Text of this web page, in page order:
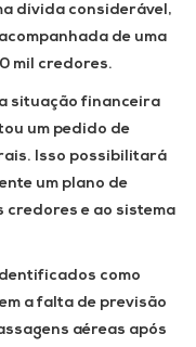
dívida considerável,
de uma
mil credores.
situação financeira
um pedido de
Isso possibilitará
um plano de
e ao sistema
como
a falta de previsão
aéreas após